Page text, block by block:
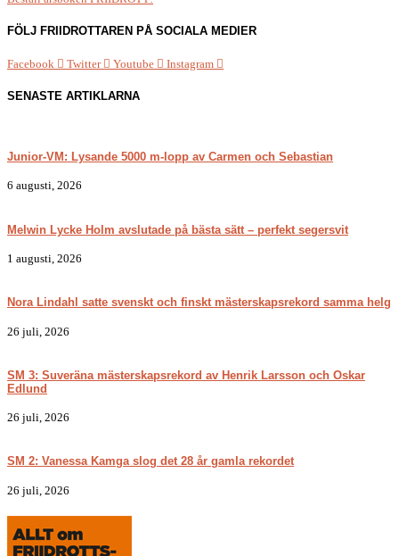
FÖLJ FRIIDROTTAREN PÅ SOCIALA MEDIER
Facebook Twitter Youtube Instagram
SENASTE ARTIKLARNA
Junior-VM: Lysande 5000 m-lopp av Carmen och Sebastian
6 augusti, 2026
Melwin Lycke Holm avslutade på bästa sätt – perfekt segersvit
1 augusti, 2026
Nora Lindahl satte svenskt och finskt mästerskapsrekord samma helg
26 juli, 2026
SM 3: Suveräna mästerskapsrekord av Henrik Larsson och Oskar
Edlund
26 juli, 2026
SM 2: Vanessa Kamga slog det 28 år gamla rekordet
26 juli, 2026